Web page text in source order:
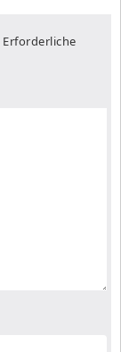
Erforderliche